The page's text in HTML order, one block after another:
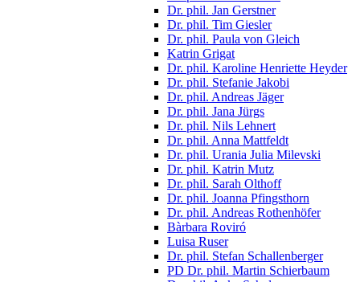
Dr. phil. Jan Gerstner
Dr. phil. Tim Giesler
Dr. phil. Paula von Gleich
Katrin Grigat
Dr. phil. Karoline Henriette Heyder
Dr. phil. Stefanie Jakobi
Dr. phil. Andreas Jäger
Dr. phil. Jana Jürgs
Dr. phil. Nils Lehnert
Dr. phil. Anna Mattfeldt
Dr. phil. Urania Julia Milevski
Dr. phil. Katrin Mutz
Dr. phil. Sarah Olthoff
Dr. phil. Joanna Pfingsthorn
Dr. phil. Andreas Rothenhöfer
Bàrbara Roviró
Luisa Ruser
Dr. phil. Stefan Schallenberger
PD Dr. phil. Martin Schierbaum